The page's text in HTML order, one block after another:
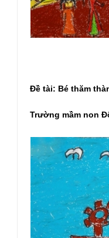
Đề tài: Bé thăm
Trường mầm non